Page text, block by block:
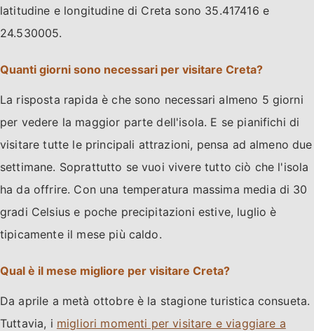
latitudine e longitudine di Creta sono 35.417416 e
24.530005.
Quanti giorni sono necessari per visitare Creta?
La risposta rapida è che sono necessari almeno 5 giorni
per vedere la maggior parte dell'isola. E se pianifichi di
visitare tutte le principali attrazioni, pensa ad almeno due
settimane. Soprattutto se vuoi vivere tutto ciò che l'isola
ha da offrire. Con una temperatura massima media di 30
gradi Celsius e poche precipitazioni estive, luglio è
tipicamente il mese più caldo.
Qual è il mese migliore per visitare Creta?
Da aprile a metà ottobre è la stagione turistica consueta.
Tuttavia, i migliori momenti per visitare e viaggiare a